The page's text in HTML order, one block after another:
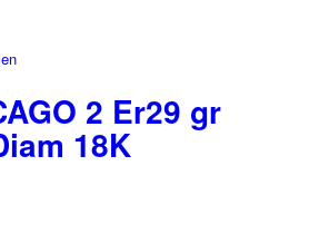
weist
mehrere
Varianten
2 Er29 gr
18K